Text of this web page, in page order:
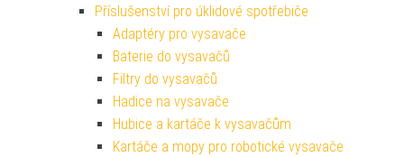
Příslušenství pro úklidové spotřebiče
Adaptéry pro vysavače
Baterie do vysavačů
Filtry do vysavačů
Hadice na vysavače
Hubice a kartáče k vysavačům
Kartáče a mopy pro robotické vysavače